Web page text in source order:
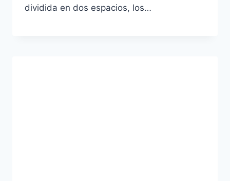
dividida en dos espacios, los…